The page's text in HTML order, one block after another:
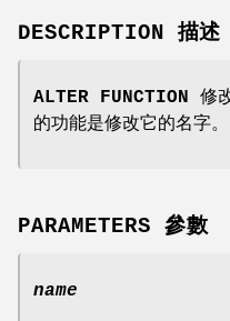
DESCRIPTION 描述
ALTER FUNCTION
修
的功能是修改它的名字。
PARAMETERS 參數
name